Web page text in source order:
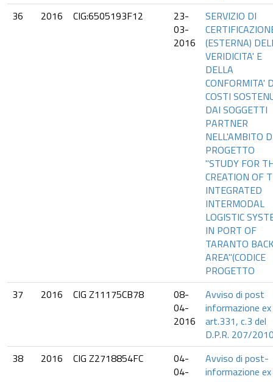
36
2016 CIG:6505193F12
23-
03-
2016
SERVIZIO DI
(ESTERNA)
VERIDICITA' E
DELLA
CONFORMITA'
COSTI
DAI SOGGETTI
PARTNER
NELL'AMBITO
PROGETTO
"STUDY FOR
CREATION OF
INTEGRATED
INTERMODAL
LOGISTIC
IN PORT OF
TARANTO
AREA"(CODICE
PROGETTO
37
2016 CIG Z11175CB78
08-
04-
2016
Avviso di post
informazione ex
art.331, c.3 del
D.P.R. 207/
38
2016 CIG Z2718854FC
04-
04-
Avviso di post-
informazione ex